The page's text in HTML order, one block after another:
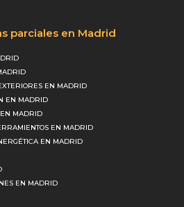
parciales en Madrid
EN MADRID
EN MADRID
MADRID
EN MADRID
EN MADRID
EN MADRID